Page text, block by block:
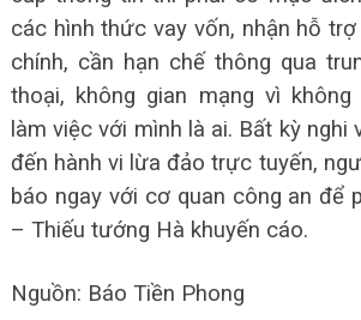
các hình thức vay vốn, nhận hỗ
chính, cần hạn chế thông qua
thoại, không gian mạng vì
làm việc với mình là ai. Bất kỳ nghi
đến hành vi lừa đảo trực tuyến,
báo ngay với cơ quan công an để
– Thiếu tướng Hà khuyến cáo.
Nguồn: Báo Tiền Phong